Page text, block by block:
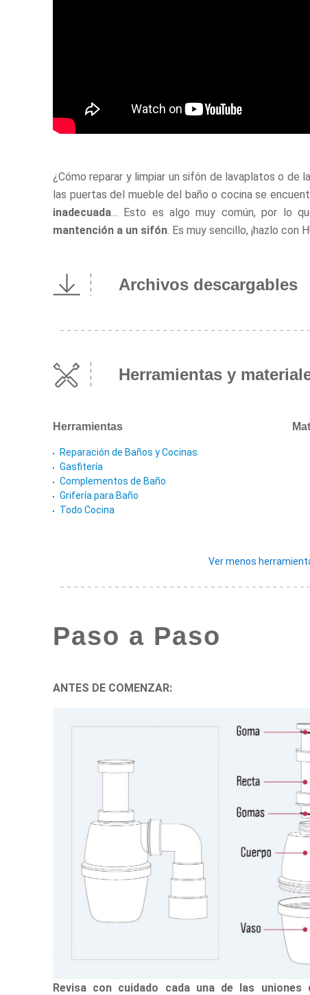
¿Cómo reparar y limpiar un sifón de lavaplatos o de
las puertas del mueble del baño o cocina se
inadecuada … Esto es algo muy común, por lo
mantención a un sifón . Es muy sencillo, ¡hazlo con
Archivos descargables
Herramientas y
Herramientas
Reparación de Baños y Cocinas
Gasfitería
Complementos de Baño
Grifería para Baño
Todo Cocina
Ver menos
Paso a Paso
ANTES DE COMENZAR:
Revisa con cuidado cada una de las uniones